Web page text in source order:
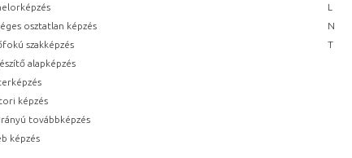
L
osztatlan képzés N
szakképzés T
alapképzés
képzés
továbbképzés
képzés